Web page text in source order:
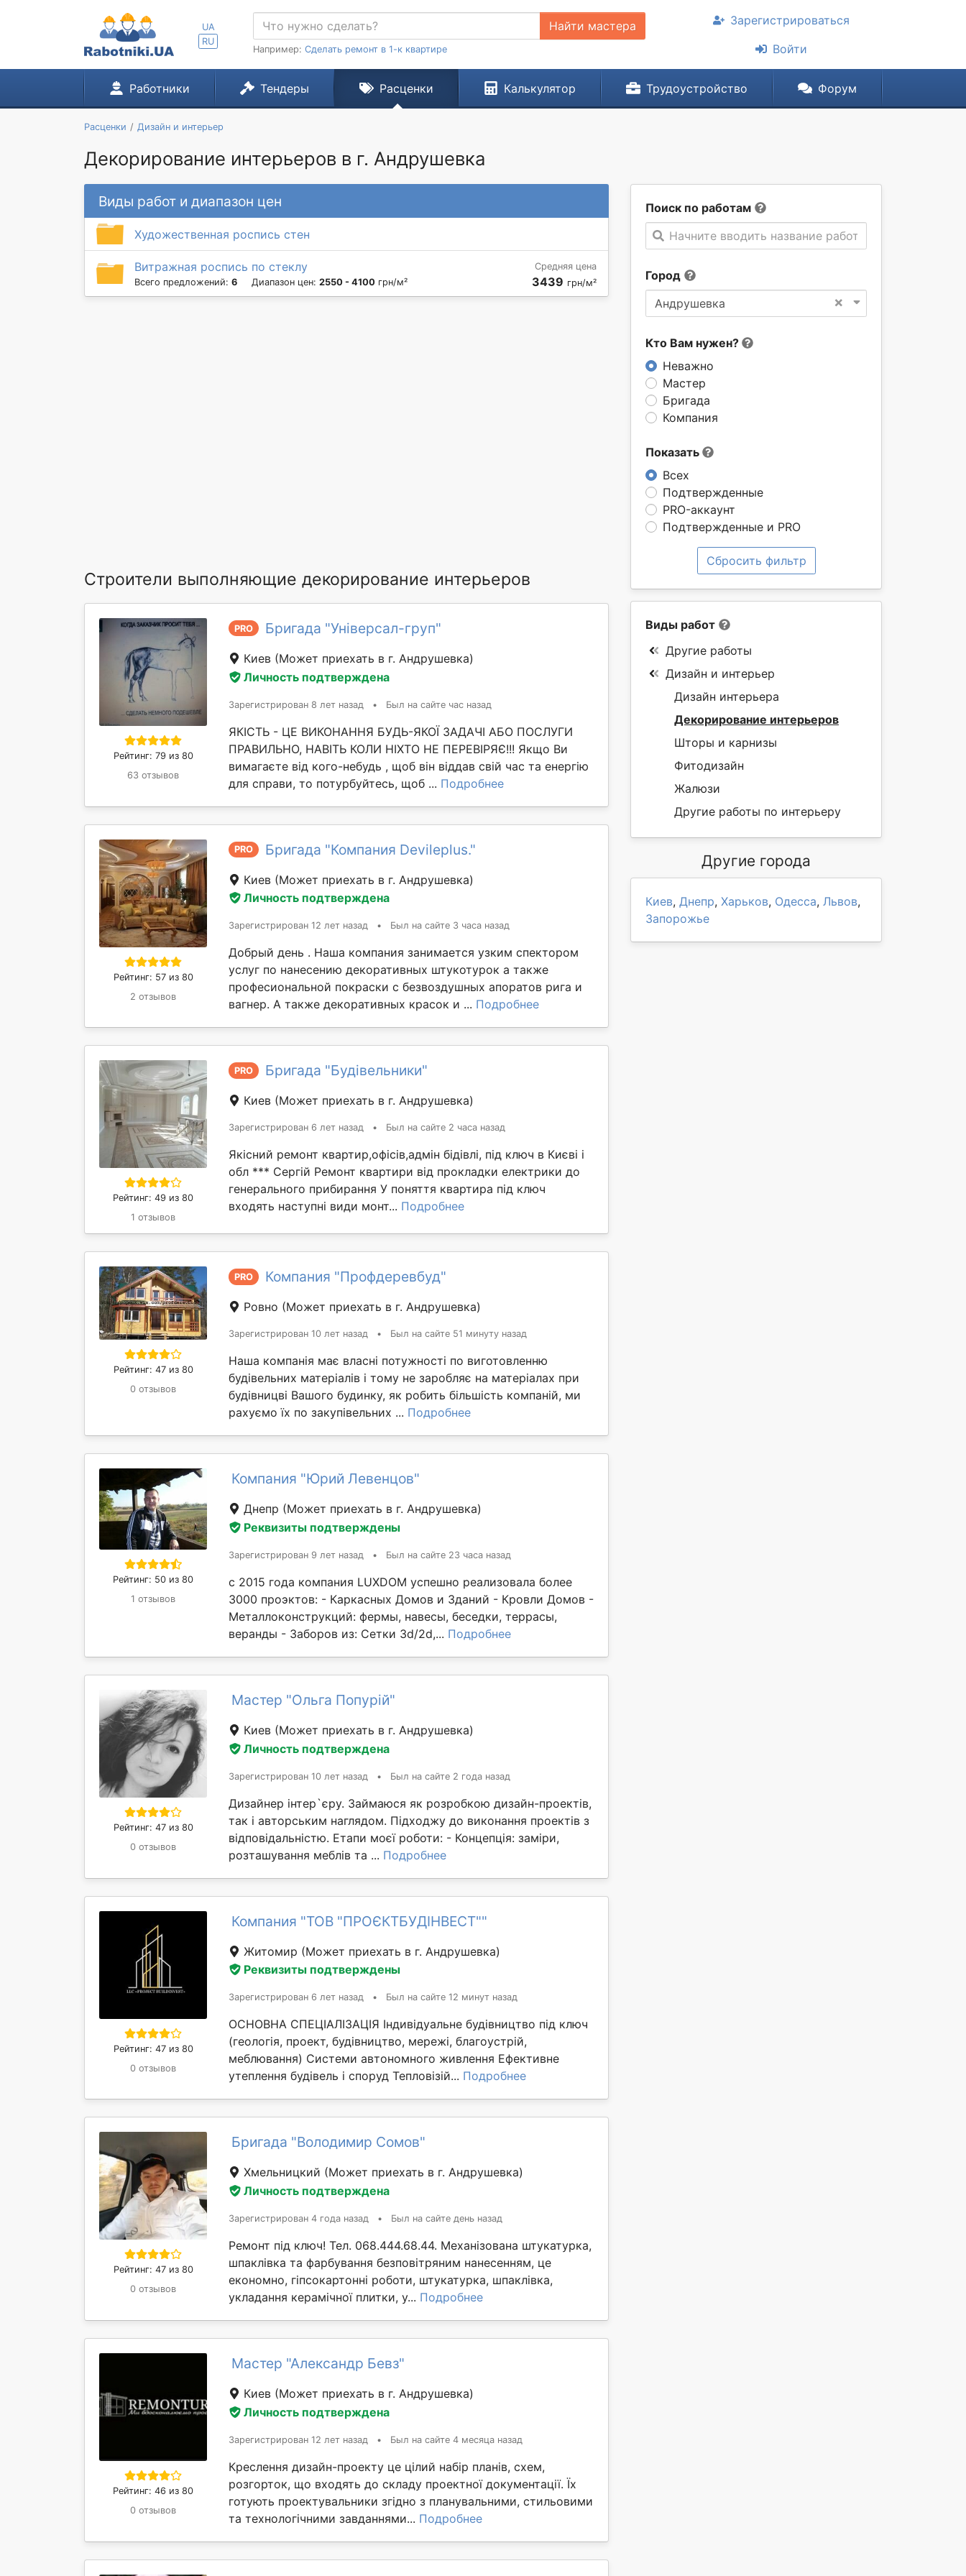
UA
RU
Найти мастера
Например: Сделать ремонт в 1-к квартире
Зарегистрироваться
Войти
Работники Тендеры Расценки Калькулятор Трудоустройство Форум
Расценки Дизайн и интерьер
Декорирование интерьеров в г. Андрушевка
Поиск по работам
Начните вводить название работы
Город
×
Андрушевка
Кто Вам нужен?
Неважно
Мастер
Бригада
Компания
Показать
Всех
Подтвержденные
PRO-аккаунт
Подтвержденные и PRO
Сбросить фильтр
Виды работ и диапазон цен
Художественная роспись стен
Витражная роспись по стеклу
Всего предложений: 6 Диапазон цен: 2550 - 4100 грн/м²
Средняя цена
3439 грн/м²
Строители выполняющие декорирование интерьеров
Рейтинг: 79 из 80
63 отзывов
PRO Бригада "Універсал-груп"
Киев (Может приехать в г. Андрушевка)
Личность подтверждена
Зарегистрирован 8 лет назад • Был на сайте час назад
ЯКІСТЬ - ЦЕ ВИКОНАННЯ БУДЬ-ЯКОЇ ЗАДАЧІ АБО ПОСЛУГИ
ПРАВИЛЬНО, НАВІТЬ КОЛИ НІХТО НЕ ПЕРЕВІРЯЄ!!! Якщо Ви
вимагаєте від кого-небудь , щоб він віддав свій час та енергію
для справи, то потурбуйтесь, щоб ... Подробнее
Рейтинг: 57 из 80
2 отзывов
PRO Бригада "Компания Devileplus."
Киев (Может приехать в г. Андрушевка)
Личность подтверждена
Зарегистрирован 12 лет назад • Был на сайте 3 часа назад
Добрый день . Наша компания занимается узким спектором
услуг по нанесению декоративных штукотурок а также
професиональной покраски с безвоздушных апоратов рига и
вагнер. А также декоративных красок и ... Подробнее
Рейтинг: 49 из 80
1 отзывов
PRO Бригада "Будівельники"
Киев (Может приехать в г. Андрушевка)
Зарегистрирован 6 лет назад • Был на сайте 2 часа назад
Якісний ремонт квартир,офісів,адмін бідівлі, під ключ в Києві і
обл *** Сергій Ремонт квартири від прокладки електрики до
генерального прибирання У поняття квартира під ключ
входять наступні види монт... Подробнее
Рейтинг: 47 из 80
0 отзывов
PRO Компания "Профдеревбуд"
Ровно (Может приехать в г. Андрушевка)
Зарегистрирован 10 лет назад • Был на сайте 51 минуту назад
Наша компанія має власні потужності по виготовленню
будівельних матеріалів і тому не заробляє на матеріалах при
будівницві Вашого будинку, як робить більшість компаній, ми
рахуємо їх по закупівельних ... Подробнее
Рейтинг: 50 из 80
1 отзывов
Компания "Юрий Левенцов"
Днепр (Может приехать в г. Андрушевка)
Реквизиты подтверждены
Зарегистрирован 9 лет назад • Был на сайте 23 часа назад
с 2015 года компания LUXDOM успешно реализовала более
3000 проэктов: - Каркасных Домов и Зданий - Кровли Домов -
Металлоконструкций: фермы, навесы, беседки, террасы,
веранды - Заборов из: Сетки 3d/2d,... Подробнее
Рейтинг: 47 из 80
0 отзывов
Мастер "Ольга Попурій"
Киев (Может приехать в г. Андрушевка)
Личность подтверждена
Зарегистрирован 10 лет назад • Был на сайте 2 года назад
Дизайнер інтер`єру. Займаюся як розробкою дизайн-проектів,
так і авторським наглядом. Підходжу до виконання проектів з
відповідальністю. Етапи моєї роботи: - Концепція: заміри,
розташування меблів та ... Подробнее
Рейтинг: 47 из 80
0 отзывов
Компания "ТОВ "ПРОЄКТБУДІНВЕСТ""
Житомир (Может приехать в г. Андрушевка)
Реквизиты подтверждены
Зарегистрирован 6 лет назад • Был на сайте 12 минут назад
ОСНОВНА СПЕЦІАЛІЗАЦІЯ Індивідуальне будівництво під ключ
(геологія, проект, будівництво, мережі, благоустрій,
меблювання) Системи автономного живлення Ефективне
утеплення будівель і споруд Тепловізій... Подробнее
Рейтинг: 47 из 80
0 отзывов
Бригада "Володимир Сомов"
Хмельницкий (Может приехать в г. Андрушевка)
Личность подтверждена
Зарегистрирован 4 года назад • Был на сайте день назад
Ремонт під ключ! Тел. 068.444.68.44. Механізована штукатурка,
шпаклівка та фарбування безповітряним нанесенням, це
економно, гіпсокартонні роботи, штукатурка, шпаклівка,
укладання керамічної плитки, у... Подробнее
Рейтинг: 46 из 80
0 отзывов
Мастер "Александр Бевз"
Киев (Может приехать в г. Андрушевка)
Личность подтверждена
Зарегистрирован 12 лет назад • Был на сайте 4 месяца назад
Креслення дизайн-проекту це цілий набір планів, схем,
розгорток, що входять до складу проектної документації. Їх
готують проектувальники згідно з планувальними, стильовими
та технологічними завданнями... Подробнее
Виды работ
Другие работы
Дизайн и интерьер
Дизайн интерьера
Декорирование интерьеров
Шторы и карнизы
Фитодизайн
Жалюзи
Другие работы по интерьеру
Другие города
Киев, Днепр, Харьков, Одесса, Львов,
Запорожье